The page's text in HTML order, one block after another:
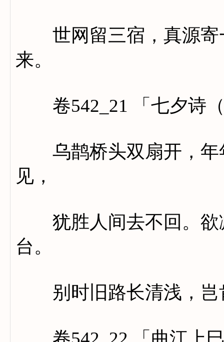
世网留三宿，真源寄
来。
卷542_21 「七夕诗（
乌鹊桥头双扇开，年
见，
犹胜人间去不回。欲
台。
别时旧路长清浅，岂